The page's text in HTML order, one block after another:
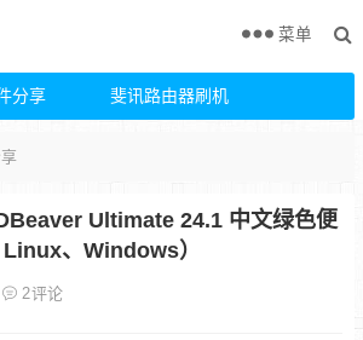
分享 斐讯路由器刷机
菜单
Ultimate 24.1 中文绿色便
、Windows）
2评论